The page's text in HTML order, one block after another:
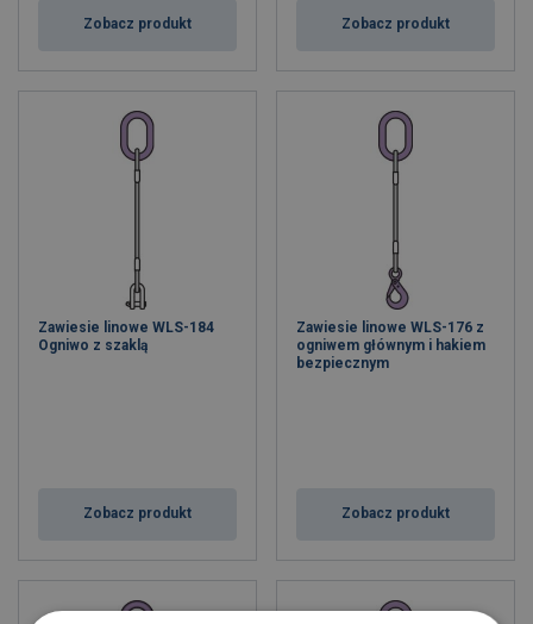
Zobacz produkt Zobacz produkt
Zawiesie linowe WLS-184
Ogniwo z szaklą
Zobacz produkt
Zawiesie linowe WLS-176 z
ogniwem głównym i hakiem
bezpiecznym
Zobacz produkt